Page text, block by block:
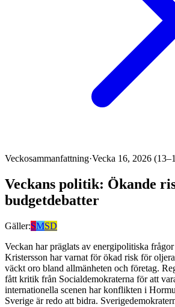
Veckosammanfattning·Vecka 16, 2026
Veckans politik: Ökande
budgetdebatter
Gäller:SMSD
Veckan har präglats av energipolitiska
Kristersson har varnat för ökad risk för
väckt oro bland allmänheten och företag.
fått kritik från Socialdemokraterna för att
internationella scenen har konflikten i
Sverige är redo att bidra.